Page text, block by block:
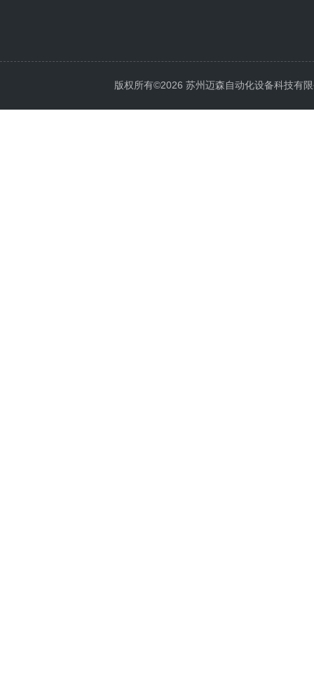
版权所有©2026 苏州迈森自动化设备科技有